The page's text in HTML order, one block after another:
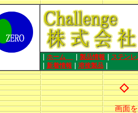
ホーム 製品情報 ステンレ
新着情報 溶接製品｜
◇
画面